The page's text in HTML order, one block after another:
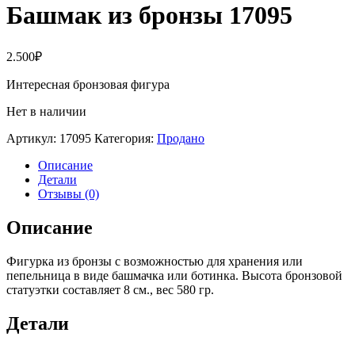
Башмак из бронзы 17095
2.500₽
Интересная бронзовая фигура
Нет в наличии
Артикул: 17095 Категория: Продано
Описание
Детали
Отзывы (0)
Описание
Фигурка из бронзы с возможностью для хранения или
пепельница в виде башмачка или ботинка. Высота бронзовой
статуэтки составляет 8 см., вес 580 гр.
Детали